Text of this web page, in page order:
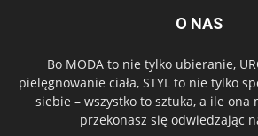
O NAS
Bo MODA to nie tylko ubieranie,
pielęgnowanie ciała, STYL to nie tylko
siebie – wszystko to sztuka, a ile ona
przekonasz się odwiedzając